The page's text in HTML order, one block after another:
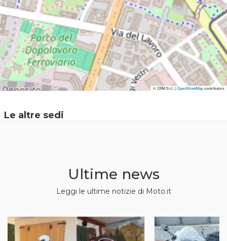
© CRM S.r.l. |OpenStreetMapcontributors
© CRM S.r.l. |OpenStreetMapcontributors
Le altre sedi
Ultime news
Leggi le ultime notizie di Moto.it